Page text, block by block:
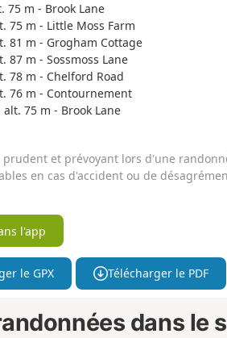
75 m - Brook Lane
75 m - Little Moss Farm
81 m - Grogham Cottage
87 m - Sossmoss Lane
78 m - Chelford Road
76 m - Contournement
75 m - Brook Lane
prudent et prévoyant lors d'une
en cas d'accident ou de
l'app
le GPX Télécharger le PDF
dans le